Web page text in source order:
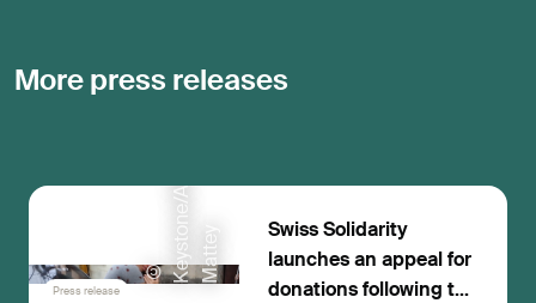
More press releases
©
K
e
y
s
t o
n
e
/
A
P
/
P
e
d
ro
M
a
t
t
e y
Press release
Swiss Solidarity
launches an appeal for
donations following the